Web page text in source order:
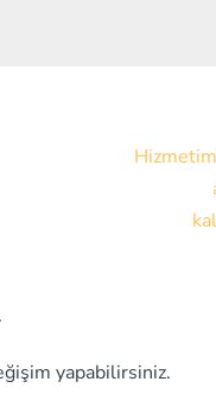
yapabilirsiniz.